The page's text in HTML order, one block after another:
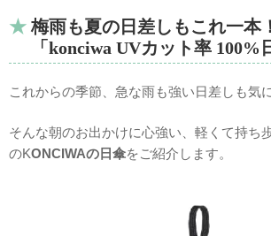
梅雨も夏の日差しもこれ一本
「konciwa UVカット率 100%
これからの季節、急な雨も強い日差しも気
そんな朝のお出かけに心強い、軽くて持ち
のKONCIWAの日傘をご紹介します。